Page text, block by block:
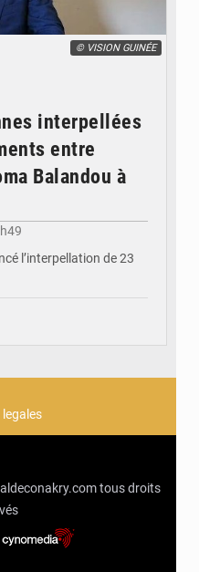
© VISION GUINÉE
interpellées
entre
Balandou à
l’interpellation de 23
tous droits